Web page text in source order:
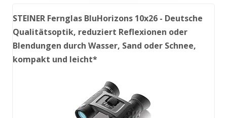
STEINER Fernglas BluHorizons 10x26 - Deutsche
Qualitätsoptik, reduziert Reflexionen oder
Blendungen durch Wasser, Sand oder Schnee,
kompakt und leicht*